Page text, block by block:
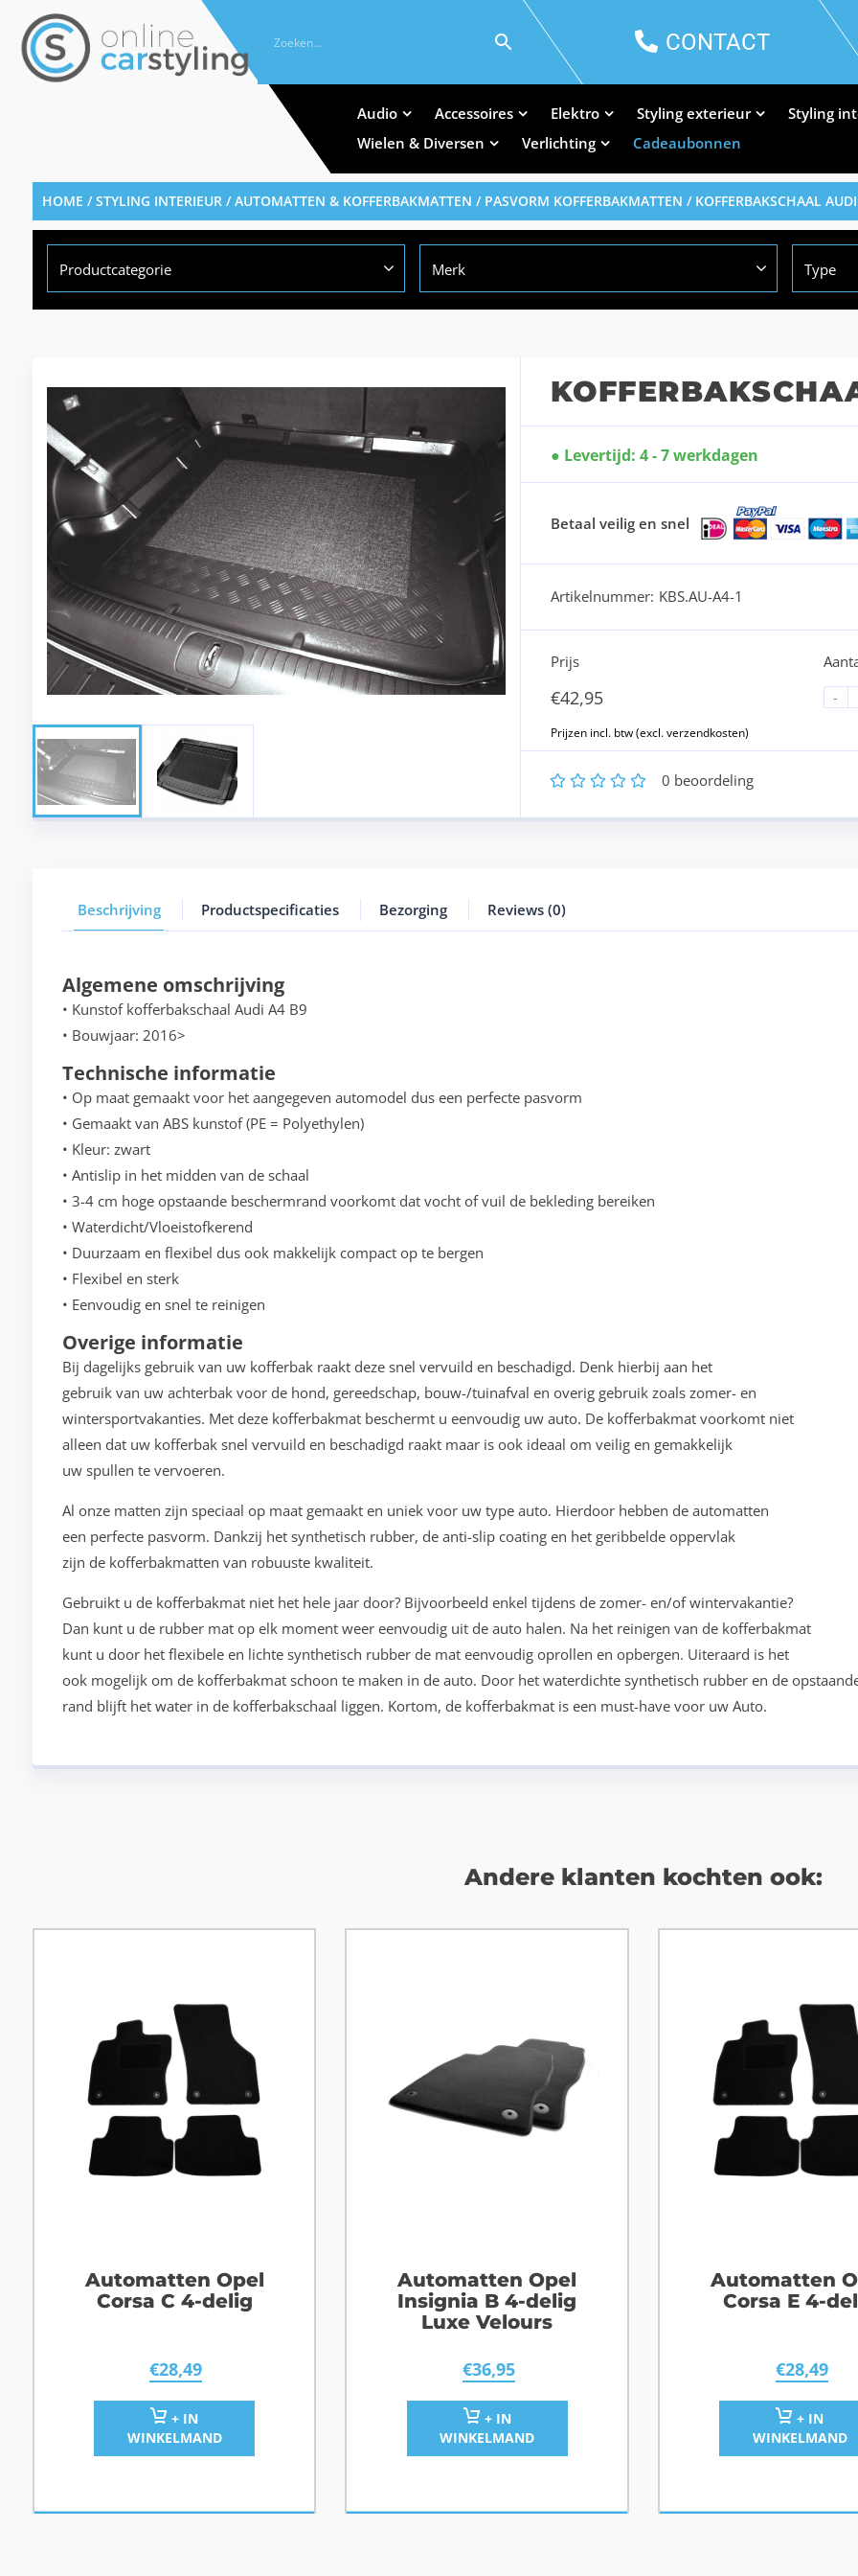
CONTACT
Audio Accessoires Elektro Styling exterieur
Styling
Wielen & Diversen
Verlichting Cadeaubonnen
HOME /STYLING INTERIEUR/AUTOMATTEN & KOFFERBAKMATTEN / PASVORM KOFFERBAKMATTEN / KOFFERBAKSCHAAL
Productcategorie Merk Type
Levertijd: 4 - 7 werkdagen
Betaal veilig en snel
Artikelnummer: KBS.AU-A4-1
Prijs
€42,95
-
5
4
3
2 0 beoordeling
Beschrijving Productspecificaties Bezorging Reviews (0)
Algemene omschrijving
• Kunstof kofferbakschaal Audi A4 B9
• Bouwjaar: 2016>
Technische informatie
• Op maat gemaakt voor het aangegeven automodel dus een perfecte pasvorm
• Gemaakt van ABS kunstof (PE = Polyethylen)
• Kleur: zwart
• Antislip in het midden van de schaal
• 3-4 cm hoge opstaande beschermrand voorkomt dat vocht of vuil de bekleding bereiken
• Waterdicht/Vloeistofkerend
• Duurzaam en flexibel dus ook makkelijk compact op te bergen
• Flexibel en sterk
• Eenvoudig en snel te reinigen
Overige informatie
Bij dagelijks gebruik van uw kofferbak raakt deze snel vervuild en beschadigd. Denk hierbij aan het
gebruik van uw achterbak voor de hond, gereedschap, bouw-/tuinafval en overig gebruik zoals zomer- en
wintersportvakanties. Met deze kofferbakmat beschermt u eenvoudig uw auto. De kofferbakmat voorkomt niet
alleen dat uw kofferbak snel vervuild en beschadigd raakt maar is ook ideaal om veilig en gemakkelijk
uw spullen te vervoeren.
Al onze matten zijn speciaal op maat gemaakt en uniek voor uw type auto. Hierdoor hebben de automatten
een perfecte pasvorm. Dankzij het synthetisch rubber, de anti-slip coating en het geribbelde oppervlak
zijn de kofferbakmatten van robuuste kwaliteit.
Gebruikt u de kofferbakmat niet het hele jaar door? Bijvoorbeeld enkel tijdens de zomer- en/of wintervakantie?
Dan kunt u de rubber mat op elk moment weer eenvoudig uit de auto halen. Na het reinigen van de kofferbakmat
kunt u door het flexibele en lichte synthetisch rubber de mat eenvoudig oprollen en opbergen. Uiteraard is het
ook mogelijk om de kofferbakmat schoon te maken in de auto. Door het waterdichte synthetisch rubber en de
rand blijft het water in de kofferbakschaal liggen. Kortom, de kofferbakmat is een must-have voor uw Auto.
Andere klanten kochten ook:
Automatten Opel
Corsa C 4-delig
€28,49
+ IN
WINKELMAND
Automatten Opel
Insignia B 4-delig
Luxe Velours
€36,95
+ IN
WINKELMAND
Automatten
Corsa E 4-
€28,49
+ IN
WINKELMAND